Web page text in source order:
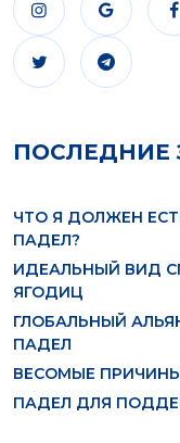
ПОСЛЕДНИЕ
ЧТО Я ДОЛЖЕН
ПАДЕЛ?
ИДЕАЛЬНЫЙ ВИД
ЯГОДИЦ
ГЛОБАЛЬНЫЙ
ПАДЕЛ
ВЕСОМЫЕ
ПАДЕЛ ДЛЯ